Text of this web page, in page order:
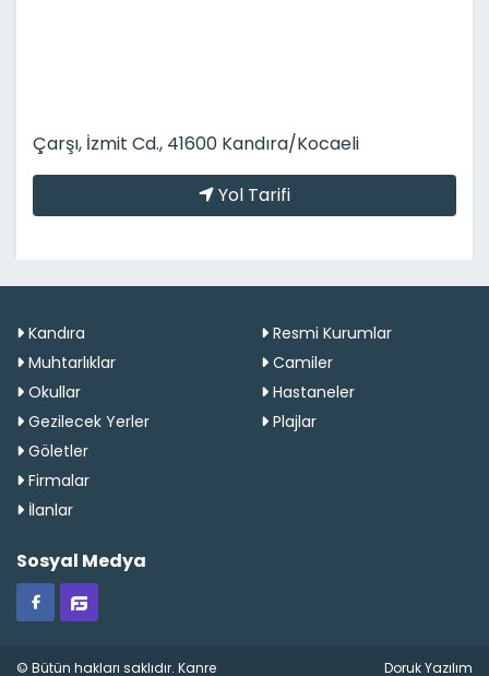
Çarşı, İzmit Cd., 41600 Kandıra/Kocaeli
Yol Tarifi
Kandıra
Resmi Kurumlar
Muhtarlıklar
Camiler
Okullar
Hastaneler
Gezilecek Yerler
Plajlar
Göletler
Firmalar
İlanlar
Sosyal Medya
© Bütün hakları saklıdır. Kanre Doruk Yazılım